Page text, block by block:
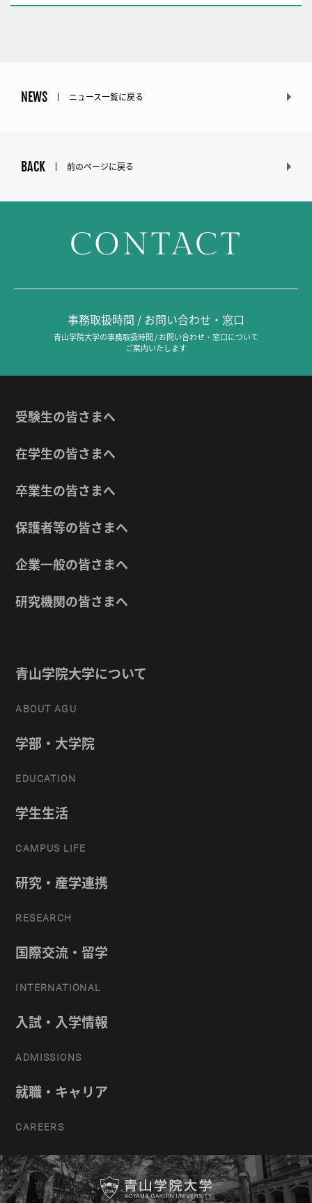
NEWS ニュース一覧に戻る
BACK 前のページに戻る
CONTACT
事務取扱時間 / お問い合わせ・窓口
青山学院大学の事務取扱時間 / お問い合わせ・窓口について
ご案内いたします
受験生の皆さまへ
在学生の皆さまへ
卒業生の皆さまへ
保護者等の皆さまへ
企業一般の皆さまへ
研究機関の皆さまへ
青山学院大学について
ABOUT AGU
学部・大学院
EDUCATION
学生生活
CAMPUS LIFE
研究・産学連携
RESEARCH
国際交流・留学
INTERNATIONAL
入試・入学情報
ADMISSIONS
就職・キャリア
CAREERS